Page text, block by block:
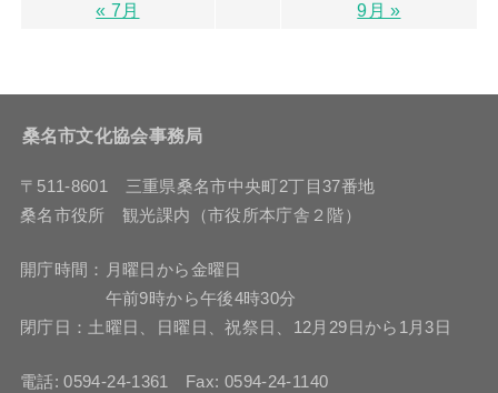
« 7月
9月 »
桑名市文化協会事務局
〒511-8601 三重県桑名市中央町2丁目37番地
桑名市役所 観光課内（市役所本庁舎２階）
開庁時間：月曜日から金曜日
午前9時から午後4時30分
閉庁日：土曜日、日曜日、祝祭日、12月29日から1月3日
電話: 0594-24-1361 Fax: 0594-24-1140